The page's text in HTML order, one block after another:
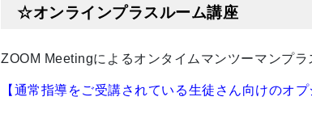
☆オンラインプラスルーム講座
ZOOM Meetingによるオンタイムマンツーマンプラ
【通常指導をご受講されている生徒さん向けのオ